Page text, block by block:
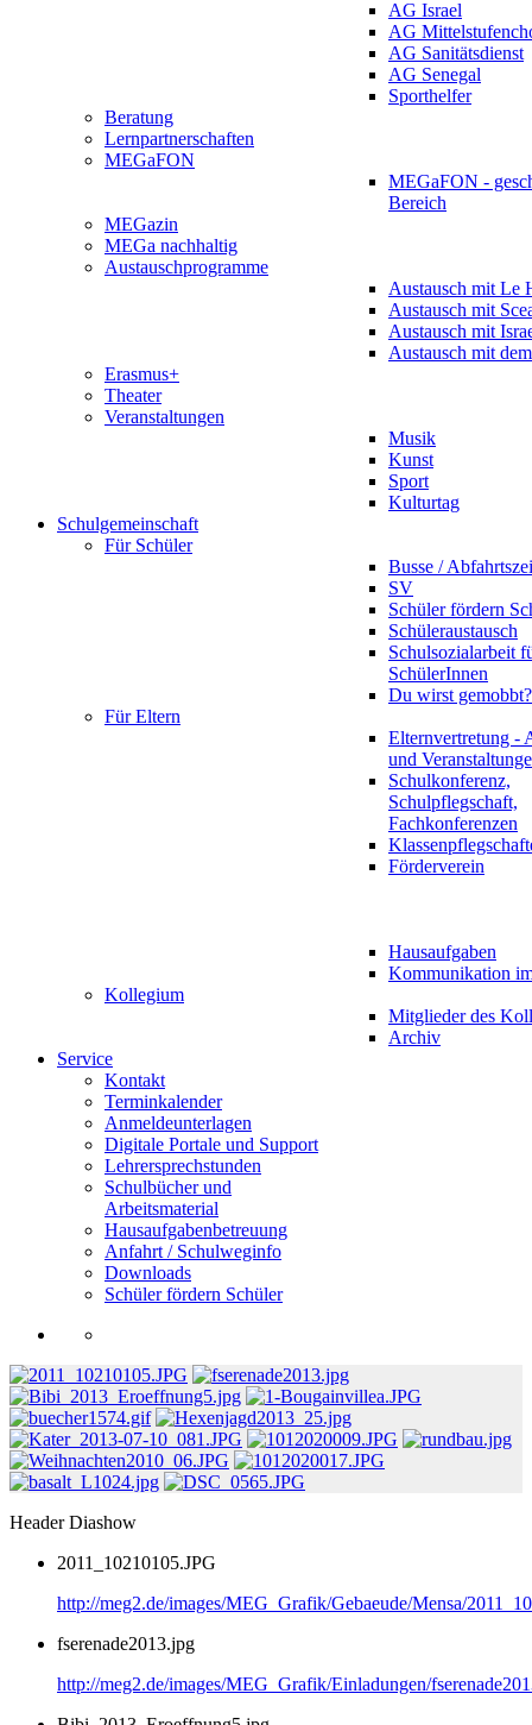
AG Israel
AG
AG Sanitätsdienst
AG Senegal
Sporthelfer
Beratung
Lernpartnerschaften
MEGaFON
MEGaFON -
Bereich
MEGazin
MEGa nachhaltig
Austauschprogramme
Austausch mit Le
Austausch mit
Austausch mit
Austausch mit
Erasmus+
Theater
Veranstaltungen
Musik
Kunst
Sport
Kulturtag
Schulgemeinschaft
Für Schüler
Busse /
SV
Schüler fördern
Schüleraustausch
Schulsozialarbeit
SchülerInnen
Du wirst gemobbt?
Für Eltern
Elternvertretung -
und
Schulkonferenz,
Schulpflegschaft,
Fachkonferenzen
Förderverein
Hausaufgaben
Kommunikation
Kollegium
Mitglieder des
Archiv
Service
Kontakt
Terminkalender
Anmeldeunterlagen
Digitale Portale und Support
Lehrersprechstunden
Schulbücher und
Arbeitsmaterial
Hausaufgabenbetreuung
Anfahrt / Schulweginfo
Downloads
Schüler fördern Schüler
Header Diashow
2011_10210105.JPG
http://meg2.de/images/MEG_Grafik/Gebaeude/Mensa/
fserenade2013.jpg
http://meg2.de/images/MEG_Grafik/Einladungen/